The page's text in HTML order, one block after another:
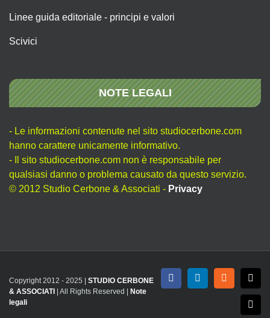
Linee guida editoriale - principi e valori
Scivici
NOTE LEGALI
- Le informazioni contenute nel sito studiocerbone.com
hanno carattere unicamente informativo.
- Il sito studiocerbone.com non è responsabile per
qualsiasi danno o problema causato da questo servizio.
© 2012 Studio Cerbone & Associati - Privacy
Copyright 2012 - 2025 | STUDIO CERBONE
& ASSOCIATI
| All Rights Reserved |
Note
legali
FacebookLinkedInRss X